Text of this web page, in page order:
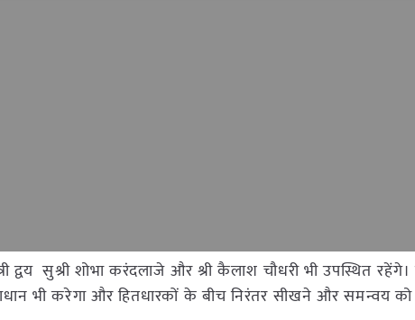
द्वय सुश्री शोभा करंदलाजे और श्री कैलाश चौधरी भी उपस्थित
भी करेगा और हितधारकों के बीच निरंतर सीखने और समन्वय